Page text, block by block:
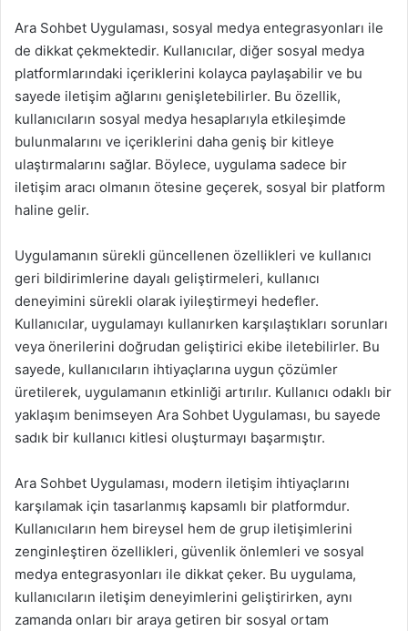
Ara Sohbet Uygulaması, sosyal medya entegrasyonları ile
de dikkat çekmektedir. Kullanıcılar, diğer sosyal medya
platformlarındaki içeriklerini kolayca paylaşabilir ve bu
sayede iletişim ağlarını genişletebilirler. Bu özellik,
kullanıcıların sosyal medya hesaplarıyla etkileşimde
bulunmalarını ve içeriklerini daha geniş bir kitleye
ulaştırmalarını sağlar. Böylece, uygulama sadece bir
iletişim aracı olmanın ötesine geçerek, sosyal bir platform
haline gelir.
Uygulamanın sürekli güncellenen özellikleri ve kullanıcı
geri bildirimlerine dayalı geliştirmeleri, kullanıcı
deneyimini sürekli olarak iyileştirmeyi hedefler.
Kullanıcılar, uygulamayı kullanırken karşılaştıkları sorunları
veya önerilerini doğrudan geliştirici ekibe iletebilirler. Bu
sayede, kullanıcıların ihtiyaçlarına uygun çözümler
üretilerek, uygulamanın etkinliği artırılır. Kullanıcı odaklı bir
yaklaşım benimseyen Ara Sohbet Uygulaması, bu sayede
sadık bir kullanıcı kitlesi oluşturmayı başarmıştır.
Ara Sohbet Uygulaması, modern iletişim ihtiyaçlarını
karşılamak için tasarlanmış kapsamlı bir platformdur.
Kullanıcıların hem bireysel hem de grup iletişimlerini
zenginleştiren özellikleri, güvenlik önlemleri ve sosyal
medya entegrasyonları ile dikkat çeker. Bu uygulama,
kullanıcıların iletişim deneyimlerini geliştirirken, aynı
zamanda onları bir araya getiren bir sosyal ortam